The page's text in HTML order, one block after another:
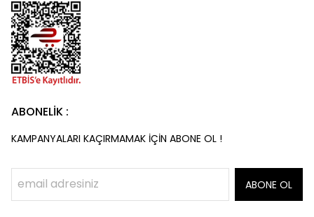
ABONELİK :
KAMPANYALARI KAÇIRMAMAK İÇİN ABONE OL !
ABONE OL